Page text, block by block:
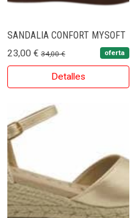
SANDALIA CONFORT MYSOFT
23,00 € 34,00 € oferta
Detalles